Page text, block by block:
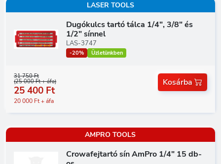
LASER TOOLS
Dugókulcs tartó tálca 1/4", 3/8" és
1/2" sínnel
LAS-3747
-20% Üzletünkben
31 750 Ft
(25 000 Ft + áfa)
25 400 Ft
20 000 Ft + áfa
Kosárba
AMPRO TOOLS
Crowafejtartó sín AmPro 1/4" 15 db-